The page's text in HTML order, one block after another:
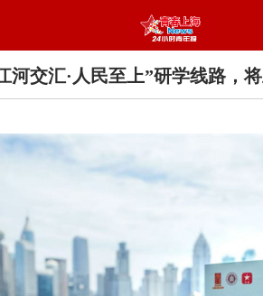
河交汇·人民至上”研学线路，